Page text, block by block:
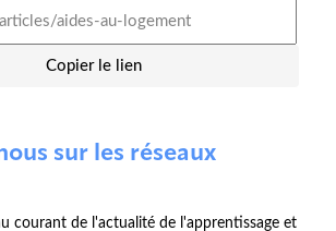
Copier le lien
sur les réseaux
courant de l'actualité de l'apprentissage et